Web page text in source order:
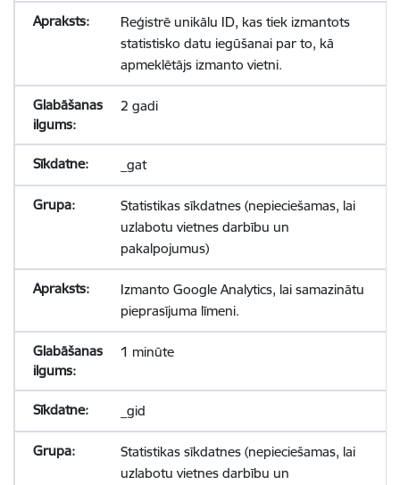
Reģistrē unikālu ID, kas tiek izmantots
statistisko datu iegūšanai par to, kā
apmeklētājs izmanto vietni.
2 gadi
_gat
Statistikas sīkdatnes (nepieciešamas, lai
uzlabotu vietnes darbību un
pakalpojumus)
Izmanto Google Analytics, lai samazinātu
pieprasījuma līmeni.
1 minūte
_gid
Statistikas sīkdatnes (nepieciešamas, lai
uzlabotu vietnes darbību un